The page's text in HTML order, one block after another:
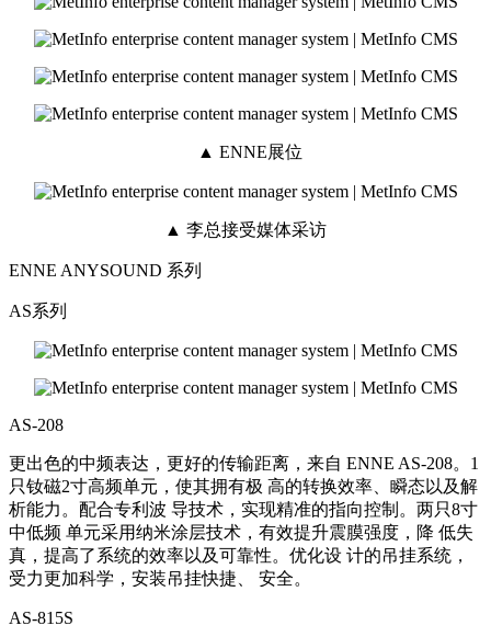
▲ ENNE展位
▲ 李总接受媒体采访
ENNE ANYSOUND 系列
AS系列
AS-208
更出色的中频表达，更好的传输距离，来自 ENNE AS-208。1
只钕磁2寸高频单元，使其拥有极 高的转换效率、瞬态以及解
析能力。配合专利波 导技术，实现精准的指向控制。两只8寸
中低频 单元采用纳米涂层技术，有效提升震膜强度，降 低失
真，提高了系统的效率以及可靠性。优化设 计的吊挂系统，
受力更加科学，安装吊挂快捷、 安全。
AS-815S